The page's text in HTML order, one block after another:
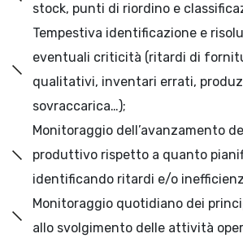
stock, punti di riordino e
Tempestiva identificazione e
eventuali criticità (ritardi di
qualitativi, inventari errati,
sovraccarica…);
Monitoraggio dell’avanzamento
produttivo rispetto a quanto
identificando ritardi e/o
Monitoraggio quotidiano dei
allo svolgimento delle attività